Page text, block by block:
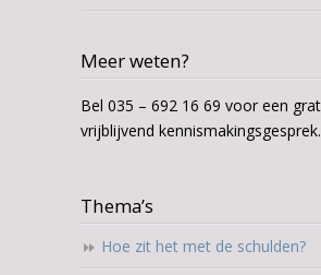
Meer weten?
Bel 035 – 692 16 69 voor een
vrijblijvend kennismakingsgesprek.
Thema’s
Hoe zit het met de schulden?